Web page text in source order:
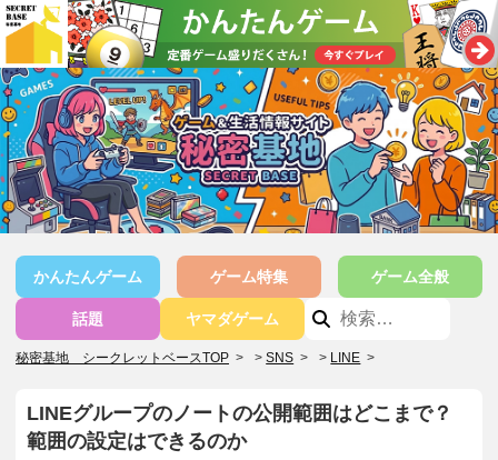
かんたんゲーム ゲーム特集 ゲーム全般
話題 ヤマダゲーム
秘密基地 シークレットベースTOP > SNS > LINE >
LINEグループのノートの公開範囲はどこまで？
範囲の設定はできるのか